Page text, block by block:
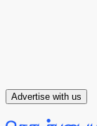
Advertise with us